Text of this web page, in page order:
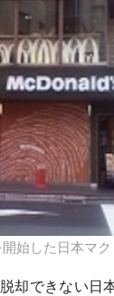
始した日本マク
却できない日